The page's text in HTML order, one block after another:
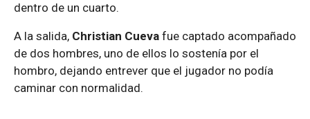
dentro de un cuarto.
A la salida, Christian Cueva fue captado acompañado
de dos hombres, uno de ellos lo sostenía por el
hombro, dejando entrever que el jugador no podía
caminar con normalidad.